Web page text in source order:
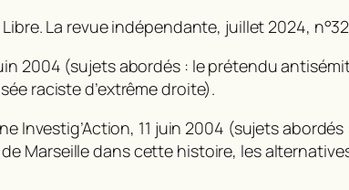
La revue indépendante, juillet 2024,
2004 (sujets abordés : le prétendu
raciste d’extrême droite).
Investig’Action, 11 juin 2004 (sujets
Marseille dans cette histoire, les